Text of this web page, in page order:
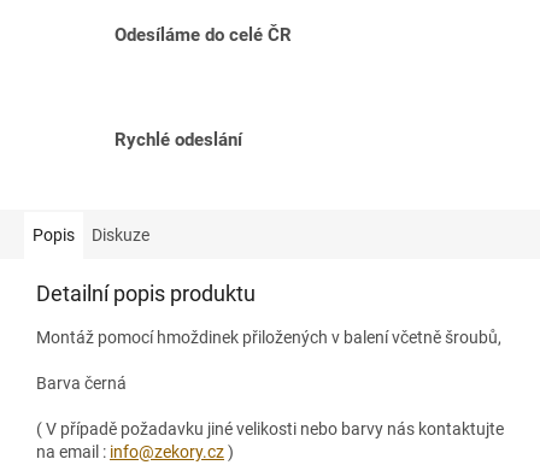
Odesíláme do celé ČR
Rychlé odeslání
Popis Diskuze
Detailní popis produktu
Montáž pomocí hmoždinek přiložených v balení včetně šroubů,
Barva černá
( V případě požadavku jiné velikosti nebo barvy nás kontaktujte
na email : info@zekory.cz)